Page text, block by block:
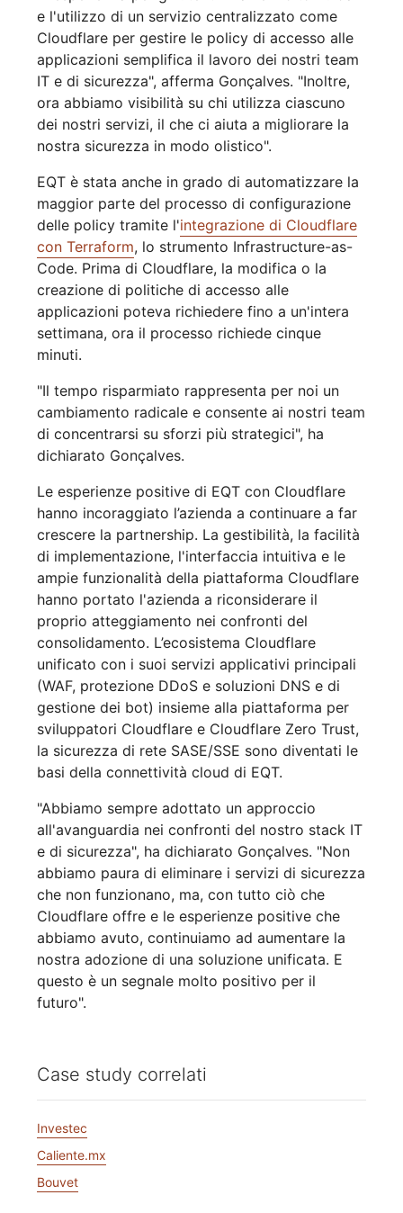
e l'utilizzo di un servizio centralizzato come
Cloudflare per gestire le policy di accesso alle
applicazioni semplifica il lavoro dei nostri team
IT e di sicurezza", afferma Gonçalves. "Inoltre,
ora abbiamo visibilità su chi utilizza ciascuno
dei nostri servizi, il che ci aiuta a migliorare la
nostra sicurezza in modo olistico".
EQT è stata anche in grado di automatizzare la
maggior parte del processo di configurazione
delle policy tramite l'integrazione di Cloudflare
con Terraform, lo strumento Infrastructure-as-
Code. Prima di Cloudflare, la modifica o la
creazione di politiche di accesso alle
applicazioni poteva richiedere fino a un'intera
settimana, ora il processo richiede cinque
minuti.
"Il tempo risparmiato rappresenta per noi un
cambiamento radicale e consente ai nostri team
di concentrarsi su sforzi più strategici", ha
dichiarato Gonçalves.
Le esperienze positive di EQT con Cloudflare
hanno incoraggiato l’azienda a continuare a far
crescere la partnership. La gestibilità, la facilità
di implementazione, l'interfaccia intuitiva e le
ampie funzionalità della piattaforma Cloudflare
hanno portato l'azienda a riconsiderare il
proprio atteggiamento nei confronti del
consolidamento. L’ecosistema Cloudflare
unificato con i suoi servizi applicativi principali
(WAF, protezione DDoS e soluzioni DNS e di
gestione dei bot) insieme alla piattaforma per
sviluppatori Cloudflare e Cloudflare Zero Trust,
la sicurezza di rete SASE/SSE sono diventati le
basi della connettività cloud di EQT.
"Abbiamo sempre adottato un approccio
all'avanguardia nei confronti del nostro stack IT
e di sicurezza", ha dichiarato Gonçalves. "Non
abbiamo paura di eliminare i servizi di sicurezza
che non funzionano, ma, con tutto ciò che
Cloudflare offre e le esperienze positive che
abbiamo avuto, continuiamo ad aumentare la
nostra adozione di una soluzione unificata. E
questo è un segnale molto positivo per il
futuro".
Case study correlati
Investec
Caliente.mx
Bouvet